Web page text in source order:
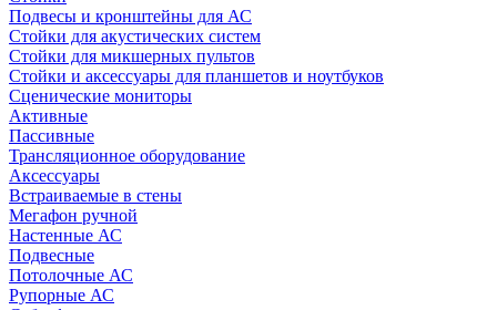
Подвесы и кронштейны для АС
Стойки для акустических систем
Стойки для микшерных пультов
Стойки и аксессуары для планшетов и ноутбуков
Сценические мониторы
Активные
Пассивные
Трансляционное оборудование
Аксессуары
Встраиваемые в стены
Мегафон ручной
Настенные АС
Подвесные
Потолочные АС
Рупорные АС